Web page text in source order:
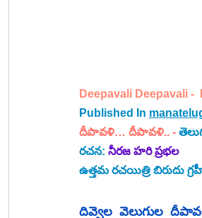
Deepavali Deepavali -
Published In
దీపావళి… దీపావళి.. -
రచన: నీరజ హరి ప్రభల
ఉత్తమ రచయిత్రి బిరుదు
దివ్వెల  వెలుగుల